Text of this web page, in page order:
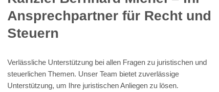
Ansprechpartner für Recht und
Steuern
Verlässliche Unterstützung bei allen Fragen zu juristischen und
steuerlichen Themen. Unser Team bietet zuverlässige
Unterstützung, um Ihre juristischen Anliegen zu lösen.